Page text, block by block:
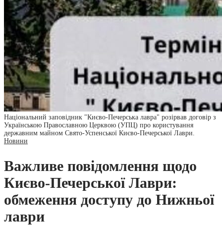
Національний заповідник "Києво-Печерська лавра" розірвав договір з
Українською Православною Церквою (УПЦ) про користування
державним майном Свято-Успенської Києво-Печерської Лаври.
Новини
Важливе повідомлення щодо
Києво-Печерської Лаври:
обмеження доступу до Нижньої
лаври